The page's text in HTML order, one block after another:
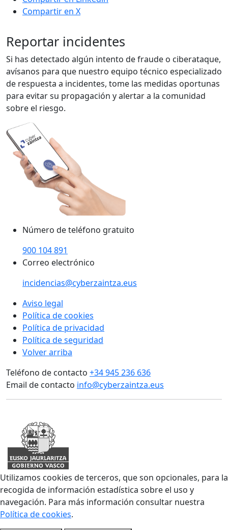
Compartir en X
Reportar incidentes
Si has detectado algún intento de fraude o ciberataque,
avísanos para que nuestro equipo técnico especializado
de respuesta a incidentes, tome las medidas oportunas
para evitar su propagación y alertar a la comunidad
sobre el riesgo.
Número de teléfono gratuito
900 104 891
Correo electrónico
incidencias@cyberzaintza.eus
Aviso legal
Política de cookies
Política de privacidad
Política de seguridad
Volver arriba
Teléfono de contacto +34 945 236 636
Email de contacto info@cyberzaintza.eus
Utilizamos cookies de terceros, que son opcionales, para la
recogida de información estadística sobre el uso y
navegación. Para más información consultar nuestra
Política de cookies.